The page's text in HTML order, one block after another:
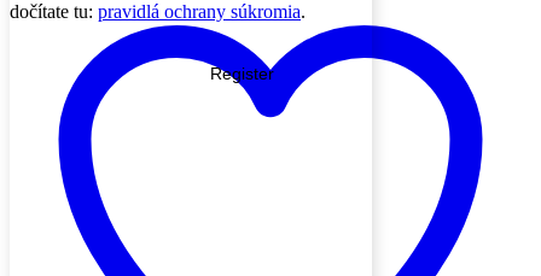
dočítate tu: pravidlá ochrany súkromia.
Register